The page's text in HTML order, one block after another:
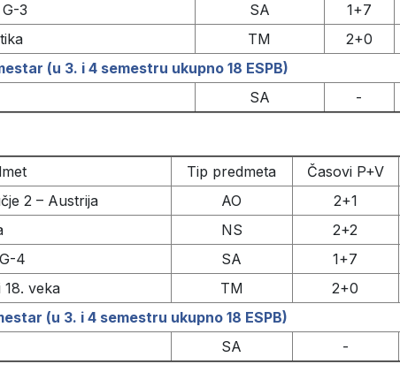
3 SA 1+7
TM 2+0
(u 3. i 4 semestru ukupno 18 ESPB)
SA -
Tip predmeta Časovi P+V
2 – Austrija AO 2+1
NS 2+2
4 SA 1+7
18. veka TM 2+0
(u 3. i 4 semestru ukupno 18 ESPB)
SA -